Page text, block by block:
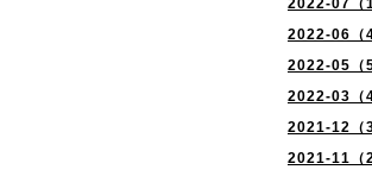
2022-07（1
2022-06（4
2022-05（5
2022-03（4
2021-12（3
2021-11（2